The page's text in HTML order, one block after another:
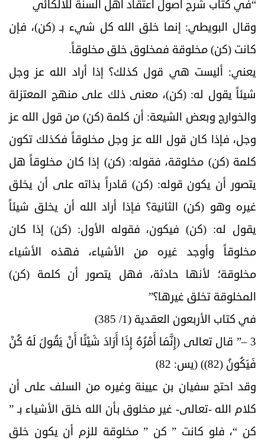
“في كتاب شرح أصول اعتقاد أهل السنة للالكائي
وقال البويطي: إنما خلق الله كل شيء بـ (كن)، فإن
كانت (كن) مخلوقة فمخلوق خلق مخلوقاً.
يعني: أليست هي قول كذلك؟ إذا أراد الله عز وجل
شيئاً يقول له: (كن)، معنى ذلك على منهج المعتزلة
والخوارج وبعض الشيعة: أن كلمة (كن) من قول الله عز
وجل، فإذا كان قول الله عز وجل مخلوقاً فكذلك تكون
كلمة (كن) مخلوقة، فقوله: (كن) إذا كان مخلوقاً هل
يتصور أن يكون قوله: (كن) قادراً بذاته على أن يخلق
غيره وهو (كن) الثانية؟ فإذا أراد الله أن يخلق شيئاً
يقول له: (كن) فيكون، فقوله الأول: (كن) إذا كان
مخلوقاً وأوجد غيره من الأشياء، فهذه الأشياء
مخلوقة؛ لأنها حادثة، فهل يتصور أن كلمة (كن)
المخلوقة تخلق غيرها؟”
في كتاب الأربعون العقدية (1/ 385)
3 –” قال تعالى (إِنَّمَا أَمْرُهُ إِذَا أَرَادَ شَيْئًا أَنْ يَقُولَ لَهُ كُنْ
فَيَكُونُ (82)) (يس: 82)
وقد احتج سفيان بن عيينة وغيره من السلف على أن
كلام الله -تعالى- غير مخلوق بأن الله خلق الأشياء بـ ”
كن “، فلو كانت ” كن ” مخلوقة للزم أن يكون خلق